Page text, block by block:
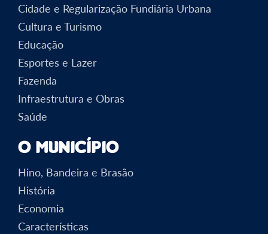
Cidade e Regularização Fundiária Urbana
Cultura e Turismo
Educação
Esportes e Lazer
Fazenda
Infraestrutura e Obras
Saúde
O Município
Hino, Bandeira e Brasão
História
Economia
Características